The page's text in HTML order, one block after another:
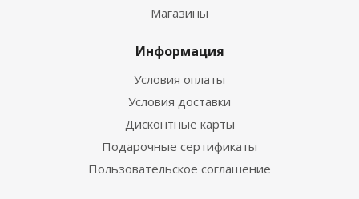
Магазины
Информация
Условия оплаты
Условия доставки
Дисконтные карты
Подарочные сертификаты
Пользовательское соглашение